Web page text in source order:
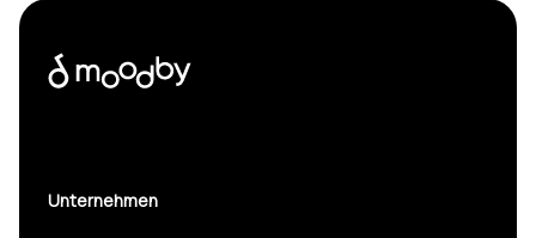
Unternehmen